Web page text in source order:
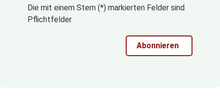
Die mit einem Stern (*) markierten Felder sind
Pflichtfelder.
Abonnieren